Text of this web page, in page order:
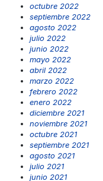
octubre 2022
septiembre 2022
agosto 2022
julio 2022
junio 2022
mayo 2022
abril 2022
marzo 2022
febrero 2022
enero 2022
diciembre 2021
noviembre 2021
octubre 2021
septiembre 2021
agosto 2021
julio 2021
junio 2021